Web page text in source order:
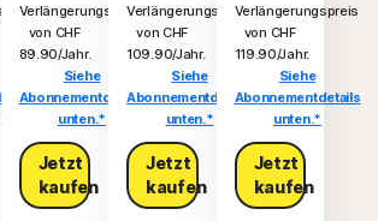
Verlängerungspreis
von CHF
89.90/Jahr.
Siehe
Abonnementdetails
unten.*
Jetzt
kaufen
Verlängerungspreis
von CHF
109.90/Jahr.
Siehe
Abonnementdetails
unten.*
Jetzt
kaufen
Verlängerungspreis
von CHF
119.90/Jahr.
Siehe
Abonnementdetails
unten.*
Jetzt
kaufen